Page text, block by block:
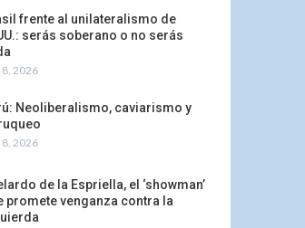
frente al unilateralismo de
serás soberano o no serás
8, 2026
Neoliberalismo, caviarismo y
8, 2026
de la Espriella, el ‘showman’
promete venganza contra la